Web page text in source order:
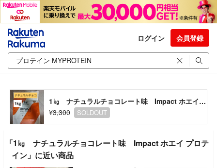
ログイン 会員登録
1㎏ ナチュラルチョコレート味 Impact ホエイ プロテイン
¥3,300
SOLDOUT
「1㎏ ナチュラルチョコレート味 Impact ホエイ プロテ
イン」に近い商品